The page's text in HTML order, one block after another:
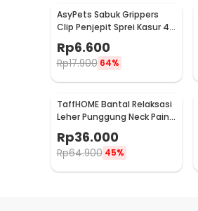
AsyPets Sabuk Grippers
Clip Penjepit Sprei Kasur 4
PCS - PJP4
Rp6.600
Rp17.900 64%
TaffHOME Bantal Relaksasi
Leher Punggung Neck Pain
Relief - HBF001
Rp36.000
Rp64.900 45%